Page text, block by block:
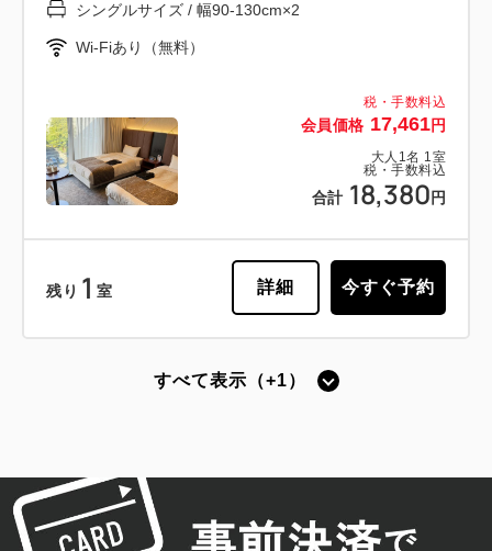
税・手数料込
会員価格 17,461円
大人 1名 1室
税・手数料込
合計 18,380 円
シングルサイズ / 幅90-130cm×2
Wi-Fiあり（無料）
残り 1 室 詳細 今すぐ予約
禁煙
ダブルサイズ / 幅131-150cm×1
すべて表示（+1）